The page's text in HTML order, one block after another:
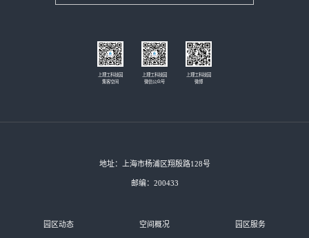
上理工科技园
集客空间
上理工科技园
微信公众号
上理工科技园
微博
地址：上海市杨浦区翔殷路128号
邮编：200433
园区动态 空间概况 园区服务